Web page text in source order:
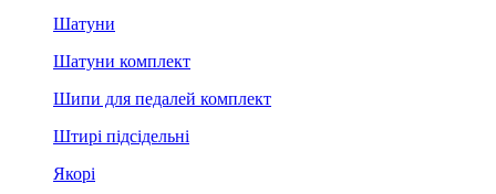
Шатуни
Шатуни комплект
Шипи для педалей комплект
Штирі підсідельні
Якорі